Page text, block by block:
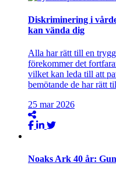
Diskriminering i
kan vända dig
Alla har rätt till en
förekommer det
vilket kan leda till att
bemötande de har
25 mar 2026
Noaks Ark 40 år: